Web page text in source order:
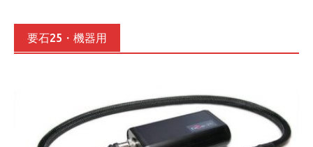
要石25・機器用